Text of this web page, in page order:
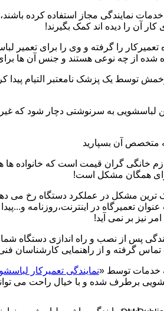
خدمات نمایندگی مجاز استفاده کرده
کار آن را دیده اند کمک بگیرند!
تعمیرکار را گرفته و وی را برای
شده از چه نوعی هستند و جنس آن ها
توسط یک پزشک نامعتبر التیام
لباسشویی به سرنوشتی دچار شود که
متخصص آن بسپارید
خانگی گران قیمت است که خانواده ها
همگان مشکل است!
ترین مشکل در عملکرد دستگاه رخ می
تعمیرگاه در اینترنت،روزنامه
نیز بر نمی آید!
پس از نصب و راه اندازی دستگاه
تماس گرفته و از راهنمایی کارشناسان
خدمات توسط «نمایندگی تعمیرکار
برطرف شده و با خیال راحت می